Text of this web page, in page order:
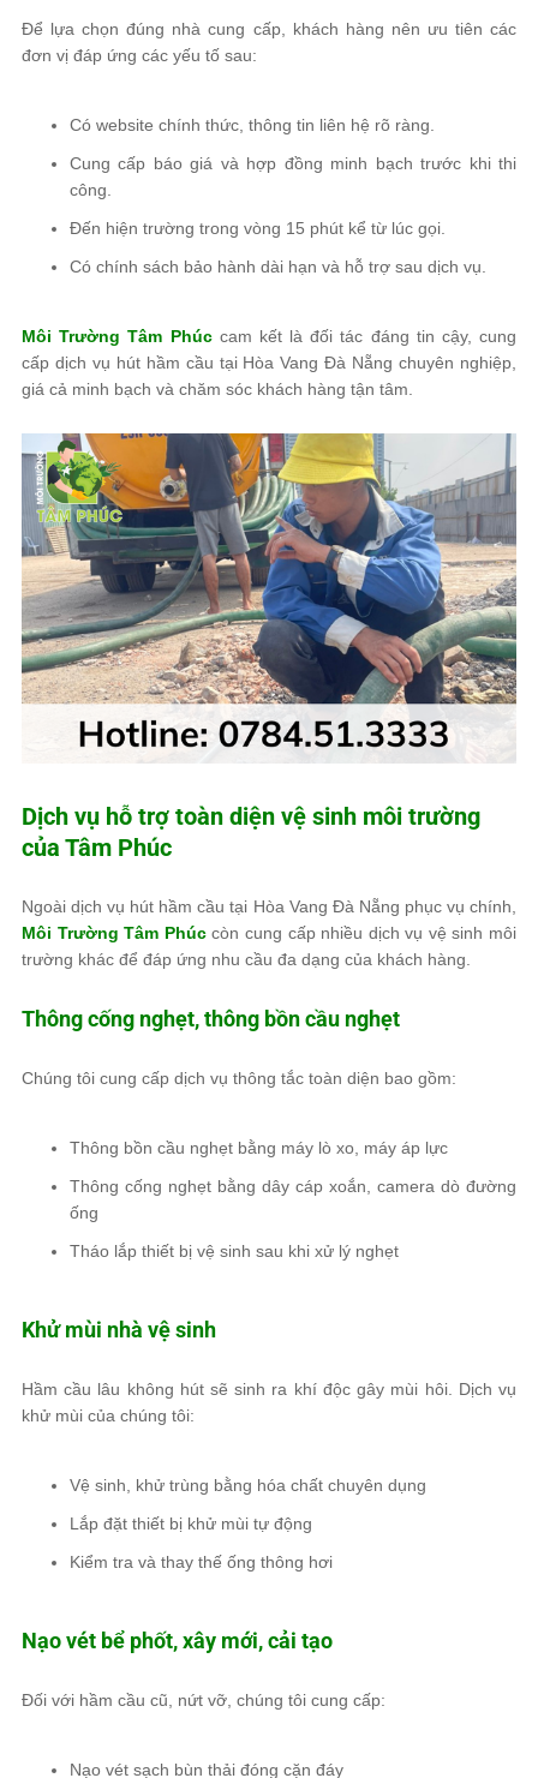
Để lựa chọn đúng nhà cung cấp, khách hàng nên ưu tiên các
đơn vị đáp ứng các yếu tố sau:
Có website chính thức, thông tin liên hệ rõ ràng.
Cung cấp báo giá và hợp đồng minh bạch trước khi thi
công.
Đến hiện trường trong vòng 15 phút kể từ lúc gọi.
Có chính sách bảo hành dài hạn và hỗ trợ sau dịch vụ.
Môi Trường Tâm Phúccam kết là đối tác đáng tin cậy, cung
cấp dịch vụ hút hầm cầu tại Hòa Vang Đà Nẵng chuyên nghiệp,
giá cả minh bạch và chăm sóc khách hàng tận tâm.
Dịch vụ hỗ trợ toàn diện vệ sinh môi trường
của Tâm Phúc
Ngoài dịch vụ hút hầm cầu tại Hòa Vang Đà Nẵng phục vụ chính,
Môi Trường Tâm Phúccòn cung cấp nhiều dịch vụ vệ sinh môi
trường khác để đáp ứng nhu cầu đa dạng của khách hàng.
Thông cống nghẹt, thông bồn cầu nghẹt
Chúng tôi cung cấp dịch vụ thông tắc toàn diện bao gồm:
Thông bồn cầu nghẹt bằng máy lò xo, máy áp lực
Thông cống nghẹt bằng dây cáp xoắn, camera dò đường
ống
Tháo lắp thiết bị vệ sinh sau khi xử lý nghẹt
Khử mùi nhà vệ sinh
Hầm cầu lâu không hút sẽ sinh ra khí độc gây mùi hôi. Dịch vụ
khử mùi của chúng tôi:
Vệ sinh, khử trùng bằng hóa chất chuyên dụng
Lắp đặt thiết bị khử mùi tự động
Kiểm tra và thay thế ống thông hơi
Nạo vét bể phốt, xây mới, cải tạo
Đối với hầm cầu cũ, nứt vỡ, chúng tôi cung cấp:
Nạo vét sạch bùn thải đóng cặn đáy